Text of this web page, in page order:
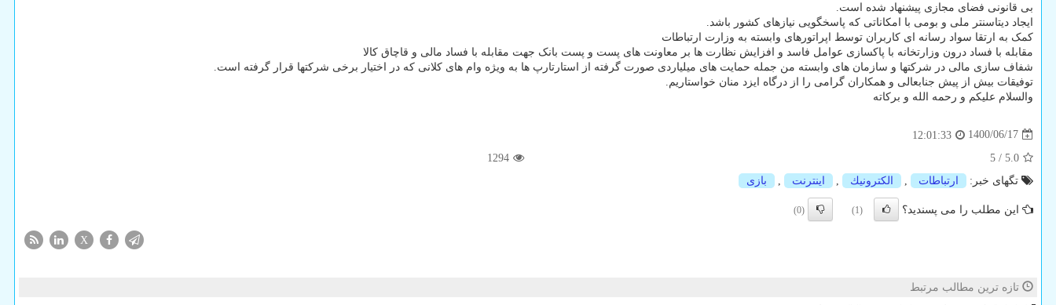
بی قانونی فضای مجازی پیشنهاد شده است.
ایجاد دیتاسنتر ملی و بومی با امکاناتی که پاسخگویی نیازهای کشور باشد.
کمک به ارتقا سواد رسانه ای کاربران توسط اپراتورهای وابسته به وزارت ارتباطات
مقابله با فساد درون وزارتخانه با پاکسازی عوامل فاسد و افزایش نظارت ها بر معاونت های پست و پست بانک جهت مقابله با فساد مالی و قاچاق کالا
شفاف سازی مالی در شرکتها و سازمان های وابسته من جمله حمایت های میلیاردی صورت گرفته از استارتارپ ها به ویژه وام های کلانی که در اختیار برخی شرکتها قرار گرفته است.
توفیقات بیش از پیش جنابعالی و همکاران گرامی را از درگاه ایزد منان خواستاریم.
والسلام علیکم و رحمه الله و برکاته
1400/06/17
12:01:33
5.0
/
5
1294
تگهای خبر:
ارتباطات , الكترونیك , اینترنت , بازی
این مطلب را می پسندید؟ (1)
(0)
X
تازه ترین مطالب مرتبط